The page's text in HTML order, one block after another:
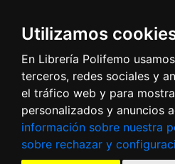
Utilizamos
En Librería Polifemo
terceros, redes sociales y
el tráfico web y para
personalizados y anuncios
información sobre nuestra
sobre rechazar y